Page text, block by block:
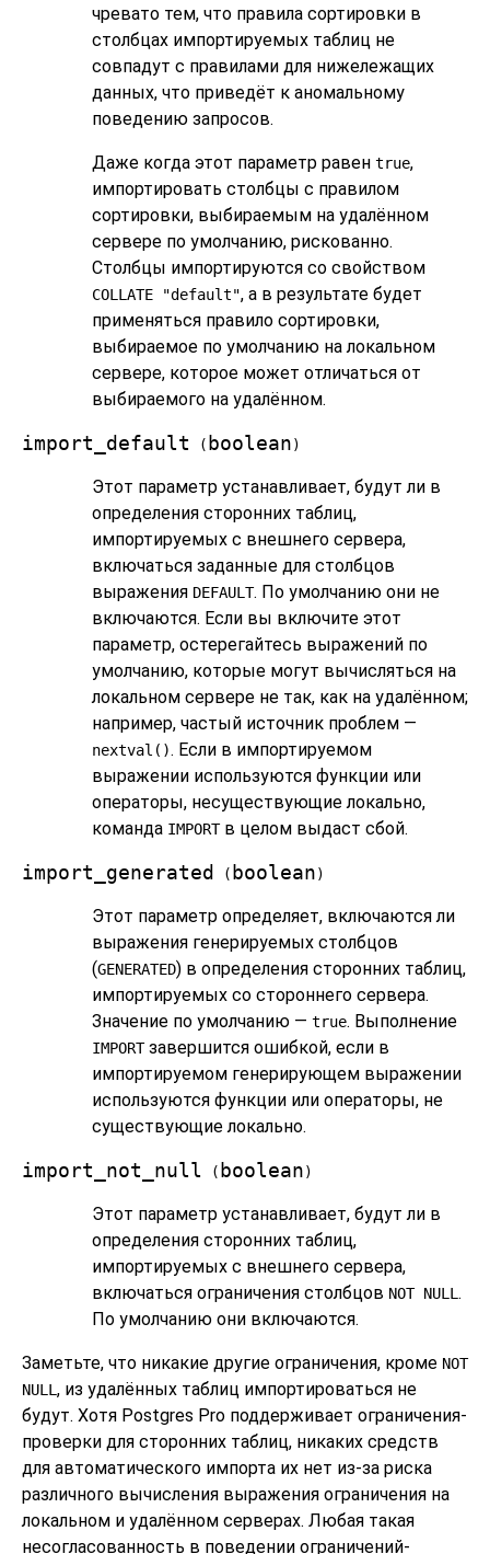
чревато тем, что правила сортировки в
столбцах импортируемых таблиц не
совпадут с правилами для нижележащих
данных, что приведёт к аномальному
поведению запросов.
Даже когда этот параметр равен true,
импортировать столбцы с правилом
сортировки, выбираемым на удалённом
сервере по умолчанию, рискованно.
Столбцы импортируются со свойством
COLLATE "default", а в результате будет
применяться правило сортировки,
выбираемое по умолчанию на локальном
сервере, которое может отличаться от
выбираемого на удалённом.
import_default ( boolean )
Этот параметр устанавливает, будут ли в
определения сторонних таблиц,
импортируемых с внешнего сервера,
включаться заданные для столбцов
выражения DEFAULT. По умолчанию они не
включаются. Если вы включите этот
параметр, остерегайтесь выражений по
умолчанию, которые могут вычисляться на
локальном сервере не так, как на удалённом;
например, частый источник проблем —
nextval(). Если в импортируемом
выражении используются функции или
операторы, несуществующие локально,
команда IMPORTв целом выдаст сбой.
import_generated ( boolean )
Этот параметр определяет, включаются ли
выражения генерируемых столбцов
(GENERATED) в определения сторонних таблиц,
импортируемых со стороннего сервера.
Значение по умолчанию — true. Выполнение
IMPORTзавершится ошибкой, если в
импортируемом генерирующем выражении
используются функции или операторы, не
существующие локально.
import_not_null ( boolean )
Этот параметр устанавливает, будут ли в
определения сторонних таблиц,
импортируемых с внешнего сервера,
включаться ограничения столбцов NOT NULL.
По умолчанию они включаются.
Заметьте, что никакие другие ограничения, кроме NOT
NULL, из удалённых таблиц импортироваться не
будут. Хотя Postgres Pro поддерживает ограничения-
проверки для сторонних таблиц, никаких средств
для автоматического импорта их нет из-за риска
различного вычисления выражения ограничения на
локальном и удалённом серверах. Любая такая
несогласованность в поведении ограничений-